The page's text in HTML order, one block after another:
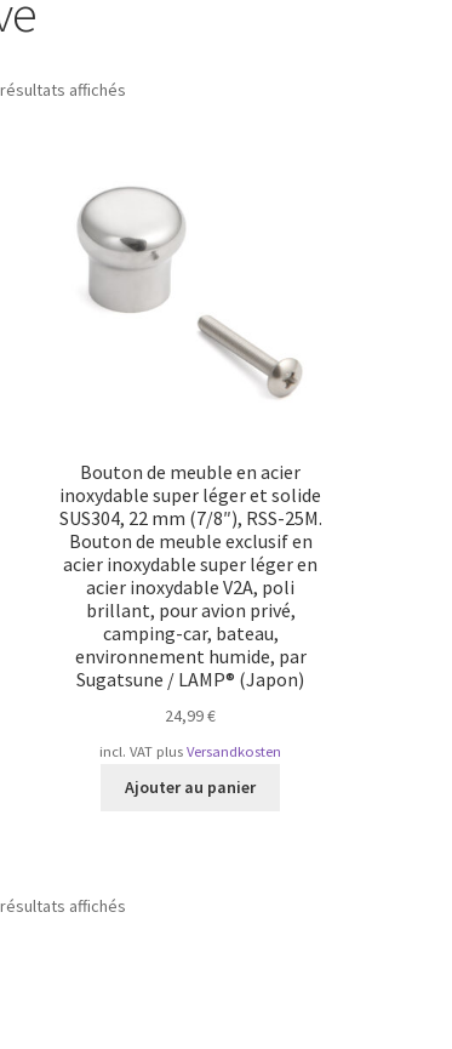
affichés
Bouton de meuble en acier
inoxydable super léger et solide
SUS304, 22 mm (7/8″), RSS-25M.
Bouton de meuble exclusif en
acier inoxydable super léger en
acier inoxydable V2A, poli
brillant, pour avion privé,
camping-car, bateau,
environnement humide, par
Sugatsune / LAMP® (Japon)
24,99€
incl. VAT plusVersandkosten
Ajouter au panier
affichés